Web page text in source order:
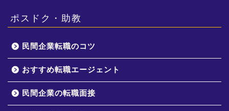
ポスドク・助教
民間企業転職のコツ
おすすめ転職エージェント
民間企業の転職面接